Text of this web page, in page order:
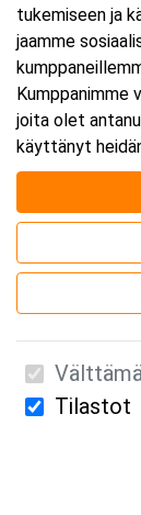
Suomen
tukemiseen ja
jaamme
Kumppanimme
joita olet
käyttänyt
Tilastot